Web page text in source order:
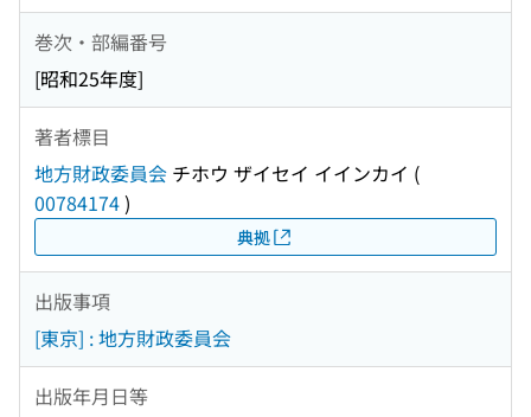
巻次・部編番号
[昭和25年度]
著者標目
地方財政委員会 チホウ ザイセイ イインカイ (
00784174)
典拠
出版事項
[東京] : 地方財政委員会
出版年月日等